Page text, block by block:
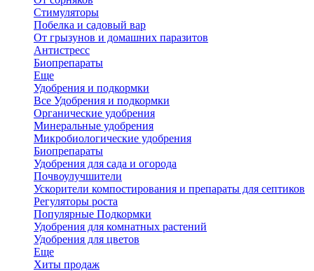
Стимуляторы
Побелка и садовый вар
От грызунов и домашних паразитов
Антистресс
Биопрепараты
Еще
Удобрения и подкормки
Все Удобрения и подкормки
Органические удобрения
Минеральные удобрения
Микробиологические удобрения
Биопрепараты
Удобрения для сада и огорода
Почвоулучшители
Ускорители компостирования и препараты для септиков
Регуляторы роста
Популярные Подкормки
Удобрения для комнатных растений
Удобрения для цветов
Еще
Хиты продаж